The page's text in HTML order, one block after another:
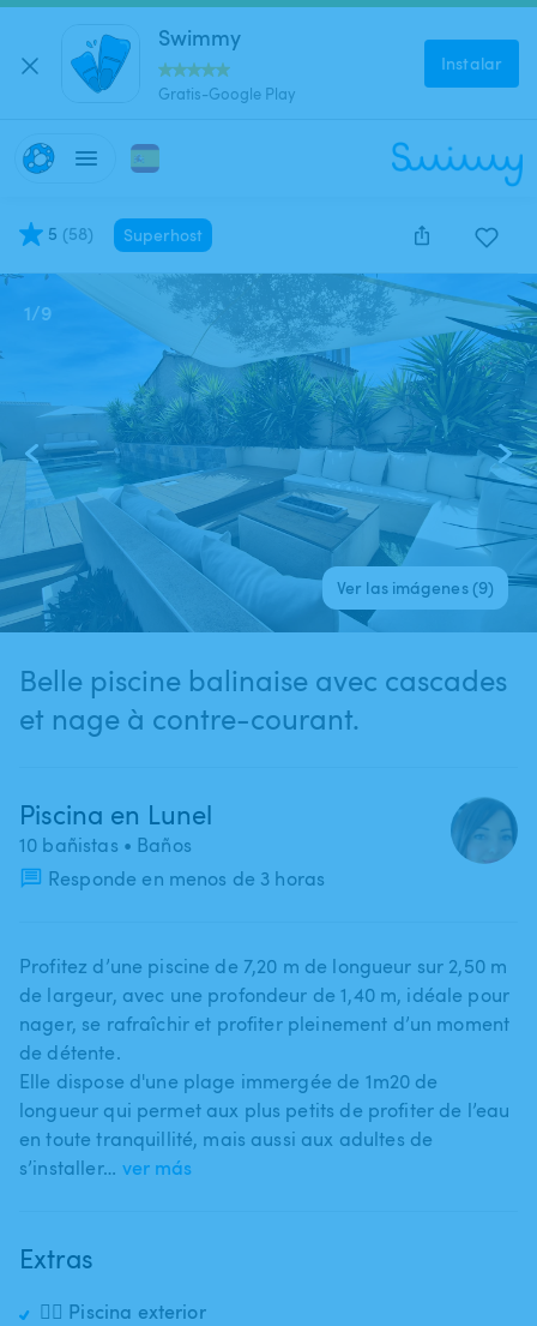
Swimmy
Gratis-Google Play
Instalar
5 (58) Superhost
1/9
Ver las imágenes (9)
Belle piscine balinaise avec cascades
et nage à contre-courant.
Piscina en Lunel
10 bañistas • Baños
Responde en menos de 3 horas
Profitez d’une piscine de 7​,​20 m de longueur sur 2​,​50 m
de largeur​,​ avec une profondeur de 1​,​40 m​,​ idéale pour
nager​,​ se rafraîchir et profiter pleinement d’un moment
de détente.
Elle dispose d'une plage immergée de 1m20 de
longueur qui permet aux plus petits de profiter de l’eau
en toute tranquillité​,​ mais aussi aux adultes de
s’installer… ver más
Extras
🏊‍♂️ Piscina exterior